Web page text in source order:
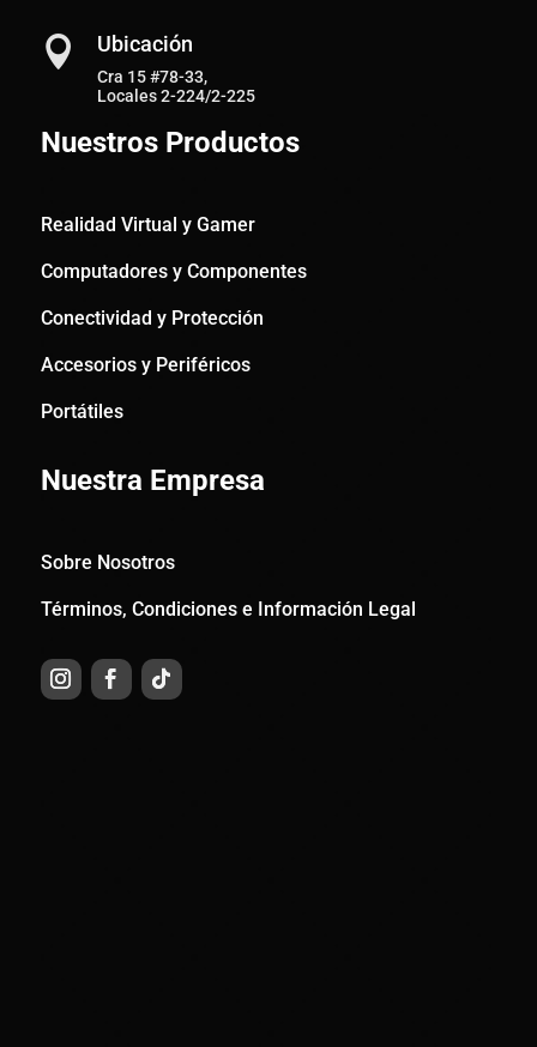
 Ubicación
Cra 15 #78-33,
Locales 2-224/2-225
Nuestros Productos
Realidad Virtual y Gamer
Computadores y Componentes
Conectividad y Protección
Accesorios y Periféricos
Portátiles
Nuestra Empresa
Sobre Nosotros
Términos, Condiciones e Información Legal